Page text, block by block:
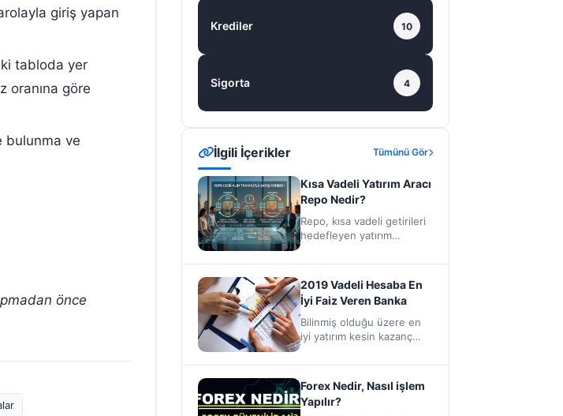
giriş yapan
tabloda yer
oranına göre
bulunma ve
önce
Krediler 10
Sigorta 4
İlgili İçerikler Tümünü Gör
Kısa Vadeli Yatırım Aracı
Repo Nedir?
Repo, kısa vadeli getirileri
hedefleyen yatırım
bankaların bireysel
yatırımcıya ve kurumsal
yatırımcıya sağlamış
oldukları…
2019 Vadeli Hesaba En
İyi Faiz Veren Banka
Bilinmiş olduğu üzere en
iyi yatırım kesin kazanç
işini sağlama almak isteyen
risklerden…
Forex Nedir, Nasıl işlem
Yapılır?